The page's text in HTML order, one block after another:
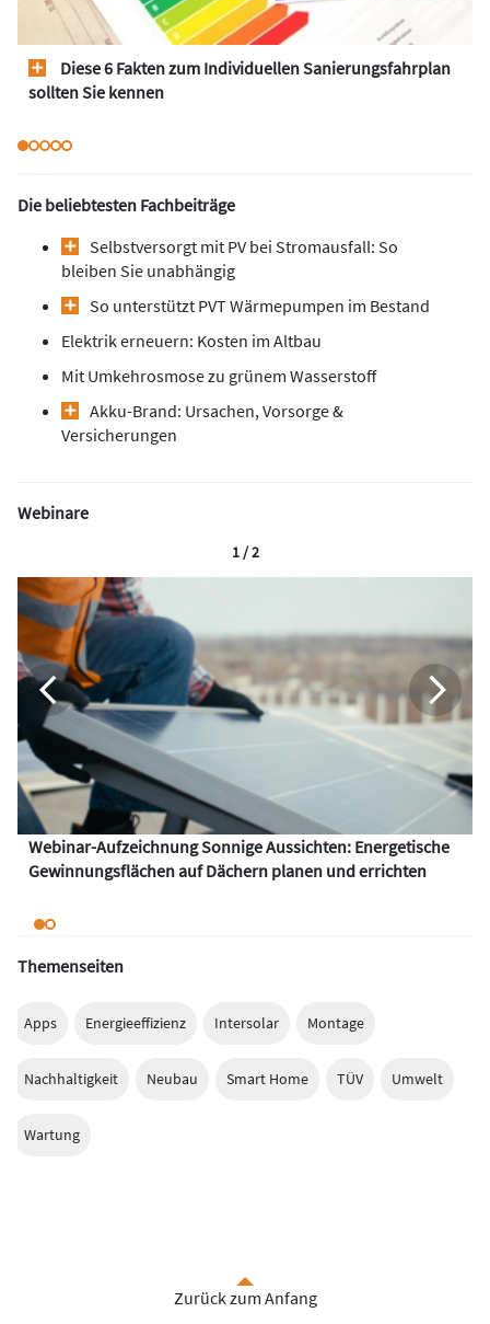
Diese 6 Fakten zum Individuellen Sanierungsfahrplan
sollten Sie kennen
Die beliebtesten Fachbeiträge
Selbstversorgt mit PV bei Stromausfall: So
bleiben Sie unabhängig
So unterstützt PVT ­Wärmepumpen im Bestand
Elektrik erneuern: Kosten im Altbau
Mit Umkehrosmose zu grünem Wasserstoff
Akku-Brand: Ursachen, Vorsorge &
Versicherungen
Webinare
Webinar-Aufzeichnung Sonnige Aussichten: Energetische
Gewinnungsflächen auf Dächern planen und errichten
1 / 2
Themenseiten
Apps Energieeffizienz Intersolar Montage
Nachhaltigkeit Neubau Smart Home TÜV Umwelt
Wartung
Zurück zum Anfang